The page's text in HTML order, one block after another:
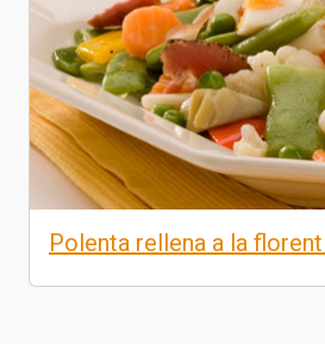
Polenta rellena a la